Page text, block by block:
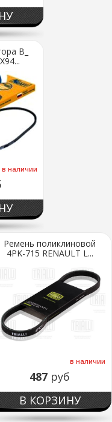
В_
в наличии
Ремень поликлиновой
4PK-715 RENAULT L...
в наличии
487 руб
В КОРЗИНУ